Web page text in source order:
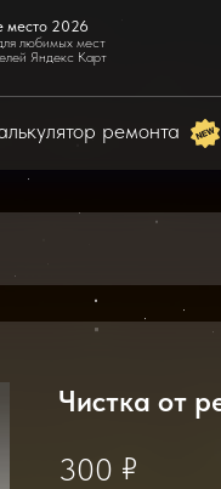
место 2026
любимых мест
Яндекс Карт
ремонта
Чистка от
300 ₽